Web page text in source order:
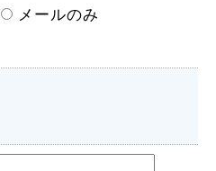
メールのみ